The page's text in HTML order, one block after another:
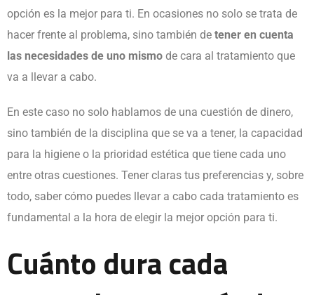
opción es la mejor para ti. En ocasiones no solo se trata de
hacer frente al problema, sino también de tener en cuenta
las necesidades de uno mismo de cara al tratamiento que
va a llevar a cabo.
En este caso no solo hablamos de una cuestión de dinero,
sino también de la disciplina que se va a tener, la capacidad
para la higiene o la prioridad estética que tiene cada uno
entre otras cuestiones. Tener claras tus preferencias y, sobre
todo, saber cómo puedes llevar a cabo cada tratamiento es
fundamental a la hora de elegir la mejor opción para ti.
Cuánto dura cada